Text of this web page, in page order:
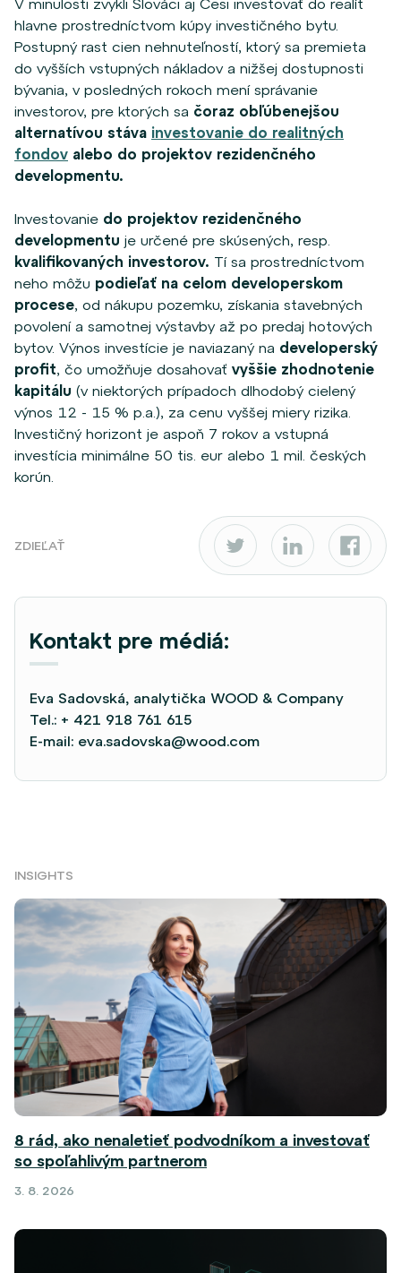
ZDIEĽAŤ
V minulosti zvykli Slováci aj Česi investovať do realít
hlavne prostredníctvom kúpy investičného bytu.
Postupný rast cien nehnuteľností, ktorý sa premieta
do vyšších vstupných nákladov a nižšej dostupnosti
bývania, v posledných rokoch mení správanie
investorov, pre ktorých sa čoraz obľúbenejšou
alternatívou stáva investovanie do realitných
fondov alebo do projektov rezidenčného
developmentu.
Investovanie do projektov rezidenčného
developmentu je určené pre skúsených, resp.
kvalifikovaných investorov. Tí sa prostredníctvom
neho môžu podieľať na celom developerskom
procese, od nákupu pozemku, získania stavebných
povolení a samotnej výstavby až po predaj hotových
bytov. Výnos investície je naviazaný na developerský
profit, čo umožňuje dosahovať vyššie zhodnotenie
kapitálu (v niektorých prípadoch dlhodobý cielený
výnos 12 - 15 % p.a.), za cenu vyššej miery rizika.
Investičný horizont je aspoň 7 rokov a vstupná
investícia minimálne 50 tis. eur alebo 1 mil. českých
korún.
Kontakt pre médiá:
Eva Sadovská, analytička WOOD & Company
Tel.: + 421 918 761 615
E-mail: eva.sadovska@wood.com
INSIGHTS
8 rád, ako nenaletieť podvodníkom a investovať
so spoľahlivým partnerom
3. 8. 2026